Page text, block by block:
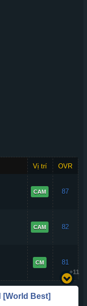
Vị trí OVR
CAM 87
CAM 82
CM
81
+11
[World Best]